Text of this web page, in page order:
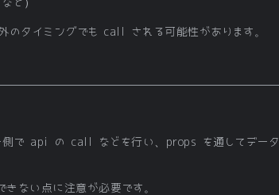
ど）
タイミングでも call される可能性があります。
で api の call などを行い、props を通してデータ
ない点に注意が必要です。